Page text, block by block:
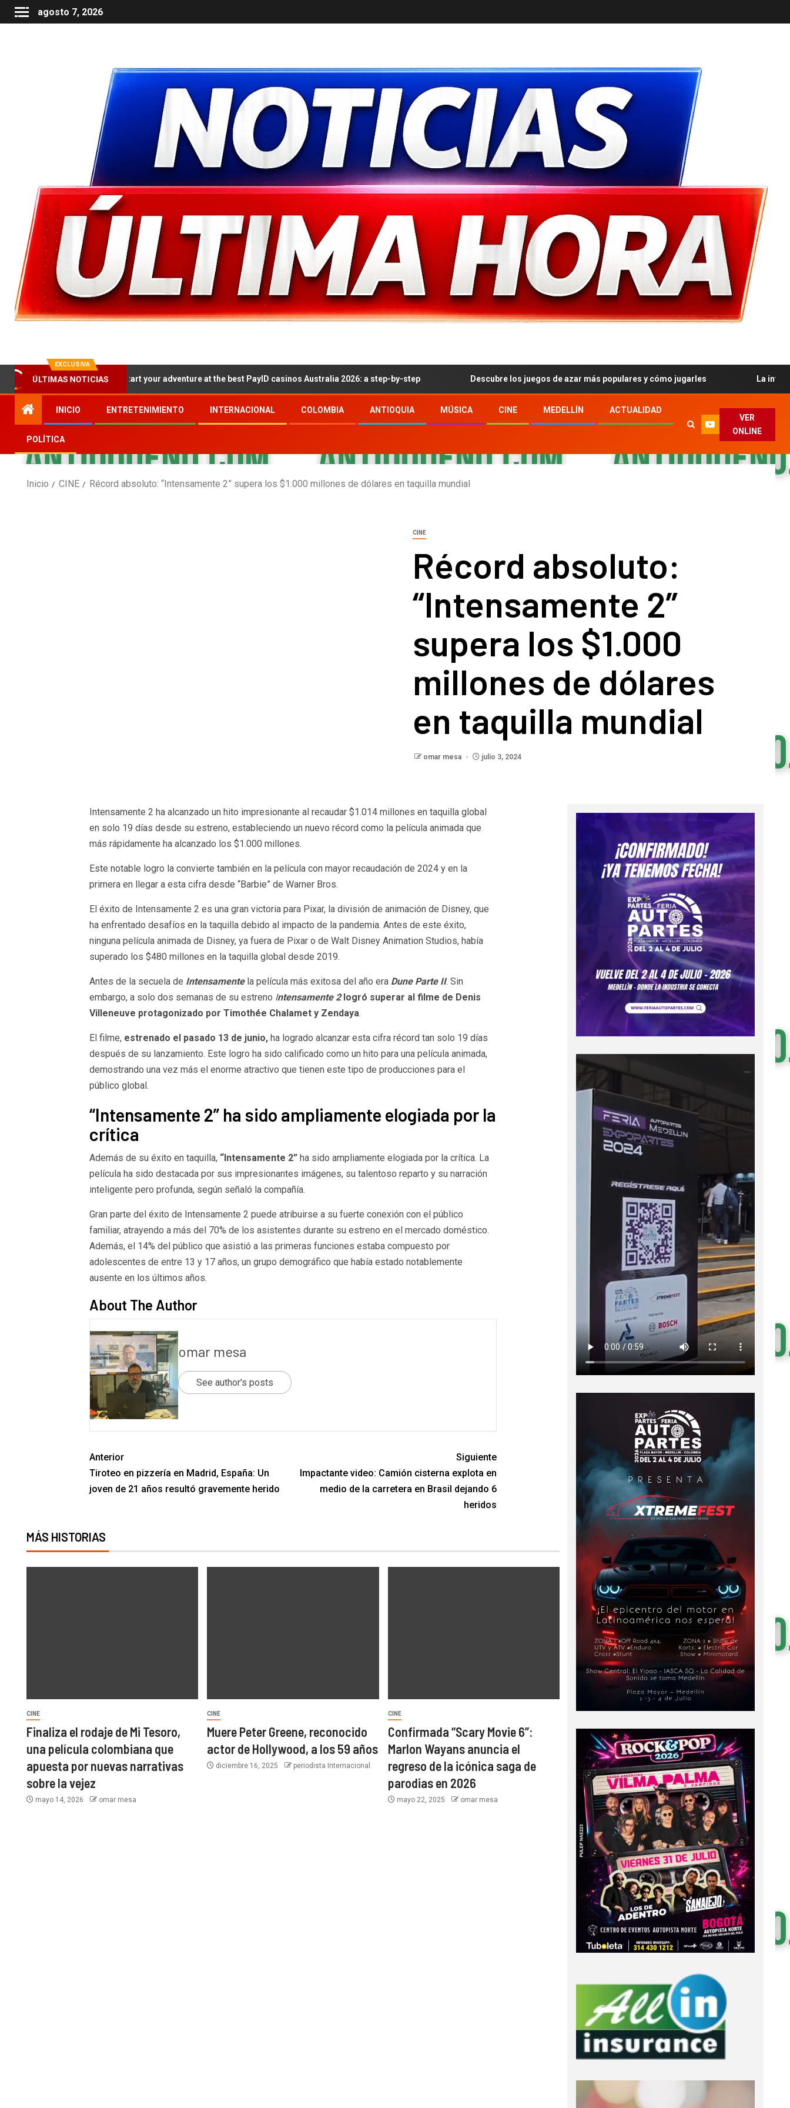
agosto 7, 2026
EXCLUSIVA
ÚLTIMAS NOTICIAS
How to kickstart your adventure at the best PayID casinos Australia 2026: a step-by-step Descubre los juegos de azar más populares y cómo jugarles La influencia
INICIO ENTRETENIMIENTO INTERNACIONAL COLOMBIA ANTIOQUIA MÚSICA CINE MEDELLÍN ACTUALIDAD
POLÍTICA
VER
ONLINE
Inicio CINE Récord absoluto: “Intensamente 2” supera los $1.000 millones de dólares en taquilla mundial
CINE
Récord absoluto:
“Intensamente 2”
supera los $1.000
millones de dólares
en taquilla mundial
omar mesa julio 3, 2024
Intensamente 2 ha alcanzado un hito impresionante al recaudar $1.014 millones en taquilla global
en solo 19 días desde su estreno, estableciendo un nuevo récord como la película animada que
más rápidamente ha alcanzado los $1.000 millones.
Este notable logro la convierte también en la película con mayor recaudación de 2024 y en la
primera en llegar a esta cifra desde “Barbie” de Warner Bros.
El éxito de Intensamente 2 es una gran victoria para Pixar, la división de animación de Disney, que
ha enfrentado desafíos en la taquilla debido al impacto de la pandemia. Antes de este éxito,
ninguna película animada de Disney, ya fuera de Pixar o de Walt Disney Animation Studios, había
superado los $480 millones en la taquilla global desde 2019.
Antes de la secuela de Intensamentela película más exitosa del año era Dune Parte II. Sin
embargo, a solo dos semanas de su estreno Intensamente 2logró superar al filme de Denis
Villeneuve protagonizado por Timothée Chalamet y Zendaya.
El filme, estrenado el pasado 13 de junio,ha logrado alcanzar esta cifra récord tan solo 19 días
después de su lanzamiento. Este logro ha sido calificado como un hito para una película animada,
demostrando una vez más el enorme atractivo que tienen este tipo de producciones para el
público global.
“Intensamente 2” ha sido ampliamente elogiada por la
crítica
Además de su éxito en taquilla, “Intensamente 2”ha sido ampliamente elogiada por la crítica. La
película ha sido destacada por sus impresionantes imágenes, su talentoso reparto y su narración
inteligente pero profunda, según señaló la compañía.
Gran parte del éxito de Intensamente 2 puede atribuirse a su fuerte conexión con el público
familiar, atrayendo a más del 70% de los asistentes durante su estreno en el mercado doméstico.
Además, el 14% del público que asistió a las primeras funciones estaba compuesto por
adolescentes de entre 13 y 17 años, un grupo demográfico que había estado notablemente
ausente en los últimos años.
About The Author
omar mesa
See author's posts
Anterior
Tiroteo en pizzería en Madrid, España: Un
joven de 21 años resultó gravemente herido
Siguiente
Impactante video: Camión cisterna explota en
medio de la carretera en Brasil dejando 6
heridos
MÁS HISTORIAS
CINE
Finaliza el rodaje de Mi Tesoro,
una película colombiana que
apuesta por nuevas narrativas
sobre la vejez
mayo 14, 2026 omar mesa
CINE
Muere Peter Greene, reconocido
actor de Hollywood, a los 59 años
diciembre 16, 2025 periodista Internacional
CINE
Confirmada “Scary Movie 6”:
Marlon Wayans anuncia el
regreso de la icónica saga de
parodias en 2026
mayo 22, 2025 omar mesa